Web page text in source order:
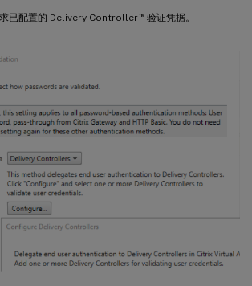
已配置的 Delivery Controller™验证凭据。